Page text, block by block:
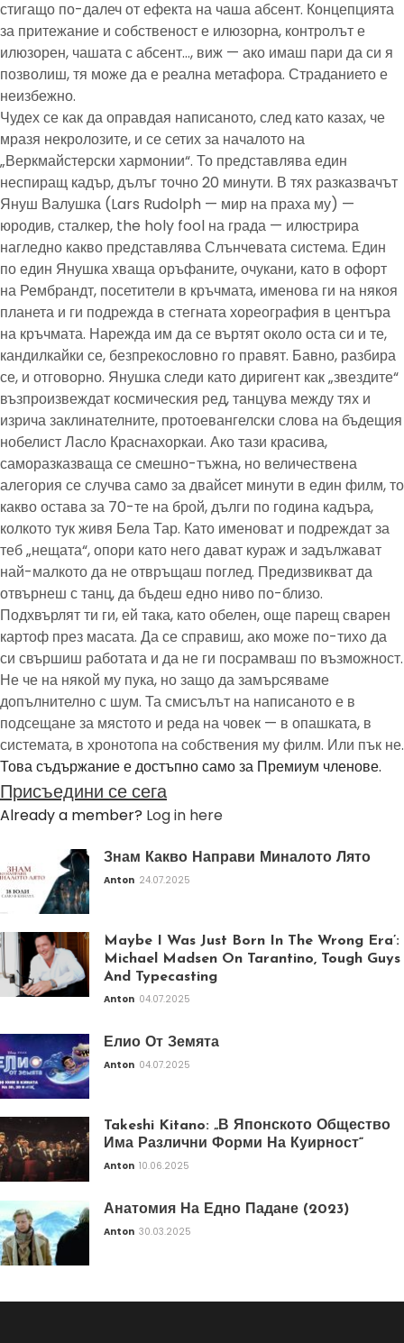
стигащо по-далеч от ефекта на чаша абсент. Концепцията
за притежание и собственост е илюзорна, контролът е
илюзорен, чашата с абсент…, виж — ако имаш пари да си я
позволиш, тя може да е реална метафора. Страданието е
неизбежно.
Чудех се как да оправдая написаното, след като казах, че
мразя некролозите, и се сетих за началото на
„Веркмайстерски хармонии“. То представлява един
неспиращ кадър, дълъг точно 20 минути. В тях разказвачът
Януш Валушка (Lars Rudolph — мир на праха му) —
юродив, сталкер, the holy fool на града — илюстрира
нагледно какво представлява Слънчевата система. Един
по един Янушка хваща оръфаните, очукани, като в офорт
на Рембрандт, посетители в кръчмата, именова ги на някоя
планета и ги подрежда в стегната хореография в центъра
на кръчмата. Нарежда им да се въртят около оста си и те,
кандилкайки се, безпрекословно го правят. Бавно, разбира
се, и отговорно. Янушка следи като диригент как „звездите“
възпроизвеждат космическия ред, танцува между тях и
изрича заклинателните, протоевангелски слова на бъдещия
нобелист Ласло Краснахоркаи. Ако тази красива,
саморазказваща се смешно-тъжна, но величествена
алегория се случва само за двайсет минути в един филм, то
какво остава за 70-те на брой, дълги по година кадъра,
колкото тук живя Бела Тар. Като именоват и подреждат за
теб „нещата“, опори като него дават кураж и задължават
най-малкото да не отвръщаш поглед. Предизвикват да
отвърнеш с танц, да бъдеш едно ниво по-близо.
Подхвърлят ти ги, ей така, като обелен, още парещ сварен
картоф през масата. Да се справиш, ако може по-тихо да
си свършиш работата и да не ги посрамваш по възможност.
Не че на някой му пука, но защо да замърсяваме
допълнително с шум. Та смисълът на написаното е в
подсещане за мястото и реда на човек — в опашката, в
системата, в хронотопа на собствения му филм. Или пък не.
Това съдържание е достъпно само за Премиум членове.
Присъедини се сега
Already a member? Log in here
Знам Какво Направи Миналото Лято
Anton 24.07.2025
Maybe I Was Just Born In The Wrong Era’:
Michael Madsen On Tarantino, Tough Guys
And Typecasting
Anton 04.07.2025
Елио От Земята
Anton 04.07.2025
Takeshi Kitano: „В Японското Общество
Има Различни Форми На Куирност“
Anton 10.06.2025
Анатомия На Едно Падане (2023)
Anton 30.03.2025